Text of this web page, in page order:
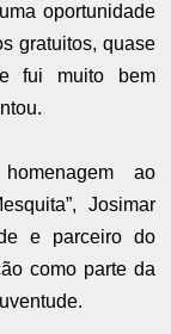
oportunidade
gratuitos, quase
fui muito bem
ao
Josimar
e parceiro do
como parte da